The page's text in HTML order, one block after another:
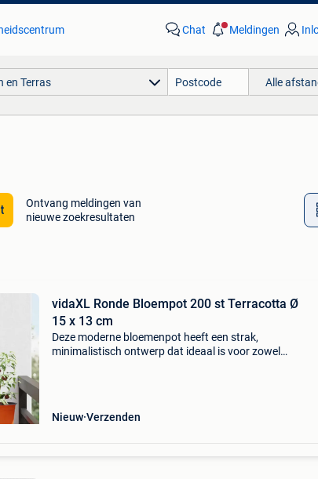
Chat Meldingen
en Terras Alle
Ontvang meldingen van
nieuwe zoekresultaten
vidaXL Ronde Bloempot 200 st Terracotta Ø
15 x 13 cm
Deze moderne bloemenpot heeft een strak,
minimalistisch ontwerp dat ideaal is voor zowel
Nieuw Verzenden